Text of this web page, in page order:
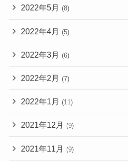
2022年5月 (8)
2022年4月 (5)
2022年3月 (6)
2022年2月 (7)
2022年1月 (11)
2021年12月 (9)
2021年11月 (9)